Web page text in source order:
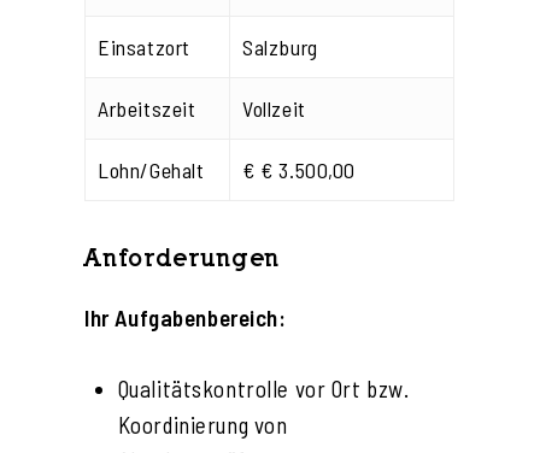
Einsatzort Salzburg
Arbeitszeit Vollzeit
Lohn/Gehalt € € 3.500,00
Anforderungen
Ihr Aufgabenbereich:
Qualitätskontrolle vor Ort bzw.
Koordinierung von